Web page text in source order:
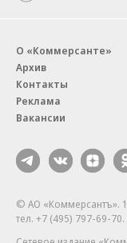
О «Коммерсанте»
Архив
Контакты
Реклама
Вакансии
© АО «Коммерсантъ».
тел. +7 (495) 797-69-70.